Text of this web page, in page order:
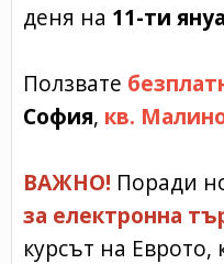
деня на 11-ти
Ползвате
София, кв.
ВАЖНО! Поради
за електронна
курсът на